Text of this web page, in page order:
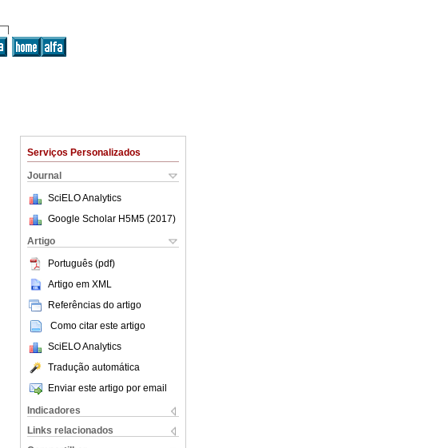
Serviços Personalizados
Journal
SciELO Analytics
Google Scholar H5M5 (2017)
Artigo
Português (pdf)
Artigo em XML
Referências do artigo
Como citar este artigo
SciELO Analytics
Tradução automática
Enviar este artigo por email
Indicadores
Links relacionados